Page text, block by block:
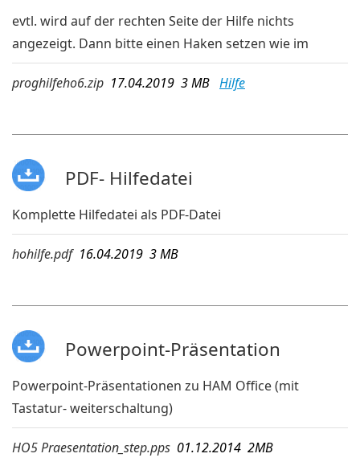
evtl. wird auf der rechten Seite der Hilfe nichts
angezeigt. Dann bitte einen Haken setzen wie im
folgenden Bild:
proghilfeho6.zip 17.04.2019 3 MB Hilfe
PDF- Hilfedatei
Komplette Hilfedatei als PDF-Datei
hohilfe.pdf16.04.2019 3 MB
Powerpoint-Präsentation
Powerpoint-Präsentationen zu HAM Office (mit
Tastatur- weiterschaltung)
HO5 Praesentation_step.pps 01.12.2014 2MB